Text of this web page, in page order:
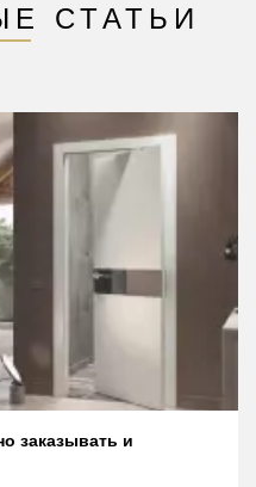
СТАТЬИ
заказывать и